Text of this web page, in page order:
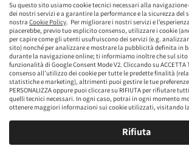
Su questo sito usiamo cookie tecnici necessari alla
dei nostri servizi e a garantire la performance e la sicurezza del
nostra Cookie Policy. Per migliorare i nostri servizi e
piacerebbe, previo tuo esplicito consenso, utilizzare i cookie
per capire come gli utenti usufruiscono dei servizi (e.g.
sito) nonché per analizzare e mostrare la pubblicità definita in
durante la navigazione online; ti informiamo inoltre che sul
funzionalità di Google Consent Mode V2. Cliccando su
consenso all’utilizzo dei cookie per tutte le predette finalità
statistiche e marketing), altrimenti puoi gestire le tue
PERSONALIZZA oppure puoi cliccare su RIFIUTA per rifiutare
quelli tecnici necessari. In ogni caso, potrai in ogni momento
ottenere maggiori informazioni sui cookie utilizzati, visitando
Rifiuta
brumbrum S.p.A a socio unico - CF / P.IVA 09323210964 -
Capitale Sociale: Euro 218.547,65
Sede Legale Via Leningrado 8, 20161
Società soggetta alla direzione e coordinamento di
Società soggetta al controllo IVASS, consulta gli
www.servizi.ivass.it